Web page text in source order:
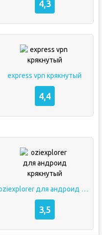
4,3
express vpn крякнутый
4,4
oziexplorer для андроид крякнутый
3,5